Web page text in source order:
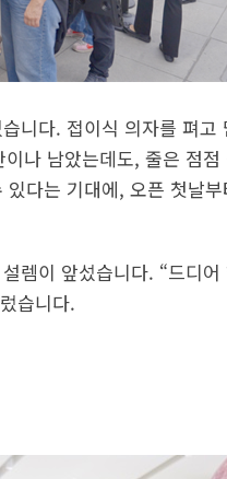
니다. 접이식 의자를 펴고
나 남았는데도, 줄은 점점
다는 기대에, 오픈 첫날부
렘이 앞섰습니다. “드디
습니다.